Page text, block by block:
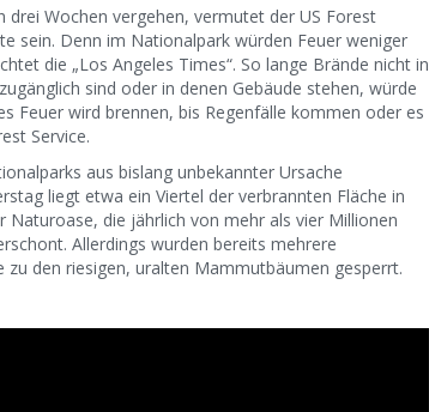
Wochen vergehen, vermutet der US Forest
sein. Denn im Nationalpark würden Feuer weniger
die „Los Angeles Times“. So lange Brände nicht in
sind oder in denen Gebäude stehen, würde
Feuer wird brennen, bis Regenfälle kommen oder es
Service.
aus bislang unbekannter Ursache
liegt etwa ein Viertel der verbrannten Fläche in
die jährlich von mehr als vier Millionen
Allerdings wurden bereits mehrere
zu den riesigen, uralten Mammutbäumen gesperrt.